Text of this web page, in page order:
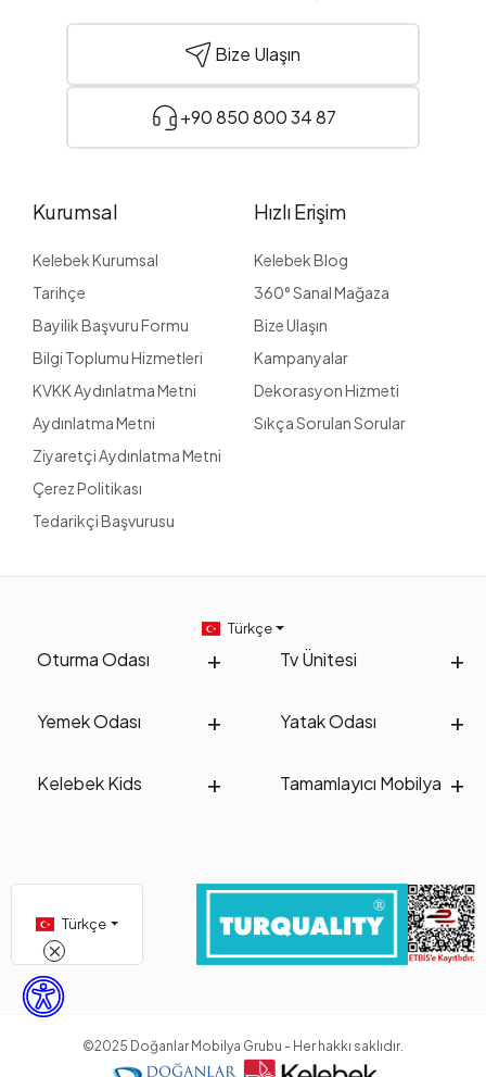
Bize Ulaşın
+90 850 800 34 87
Kurumsal
Kelebek Kurumsal
Tarihçe
Bayilik Başvuru Formu
Bilgi Toplumu Hizmetleri
KVKK Aydınlatma Metni
Aydınlatma Metni
Ziyaretçi Aydınlatma Metni
Çerez Politikası
Tedarikçi Başvurusu
Hızlı Erişim
Kelebek Blog
360° Sanal Mağaza
Bize Ulaşın
Kampanyalar
Dekorasyon Hizmeti
Sıkça Sorulan Sorular
Oturma Odası Tv Ünitesi
Yemek Odası Yatak Odası
Kelebek Kids Tamamlayıcı Mobilya
Türkçe
Türkçe
©2025 Doğanlar Mobilya Grubu - Her hakkı saklıdır.